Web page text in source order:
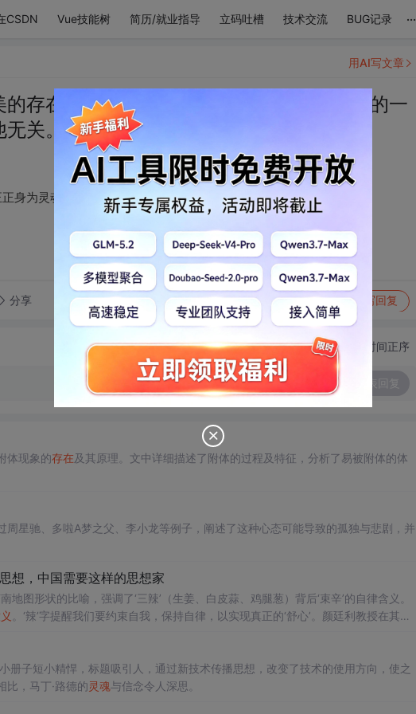
CSDN Vue技能树 简历/就业指导 立码吐槽 技术交流 BUG记录 ...
存在，是真真正正身为灵魂的存在，所有的一
关。
身为灵魂的存在，所有的一切划分人与人区别的词汇都与他无关。
分享 转发到动态 举报 写回复
用AI写文章
切换为时间正序
体现象的存在及其原理。文中详细描述了附体的过程及特征，分析了易被附体的体
周星驰、多啦A梦之父、李小龙等例子，阐述了这种心态可能导致的孤独与悲剧，并
想，中国需要这样的思想家
图形状的比喻，强调了‘三辣’（生姜、白皮蒜、鸡腿葱）背后‘束辛’的自律含义。
。‘辣’字提醒我们要约束自我，保持自律，以实现真正的‘舒心’。颜廷利教授在其著
册子短小精悍，标题吸引人，通过新技术传播思想，改变了技术的使用方向，使之
比，马丁·路德的灵魂与信念令人深思。